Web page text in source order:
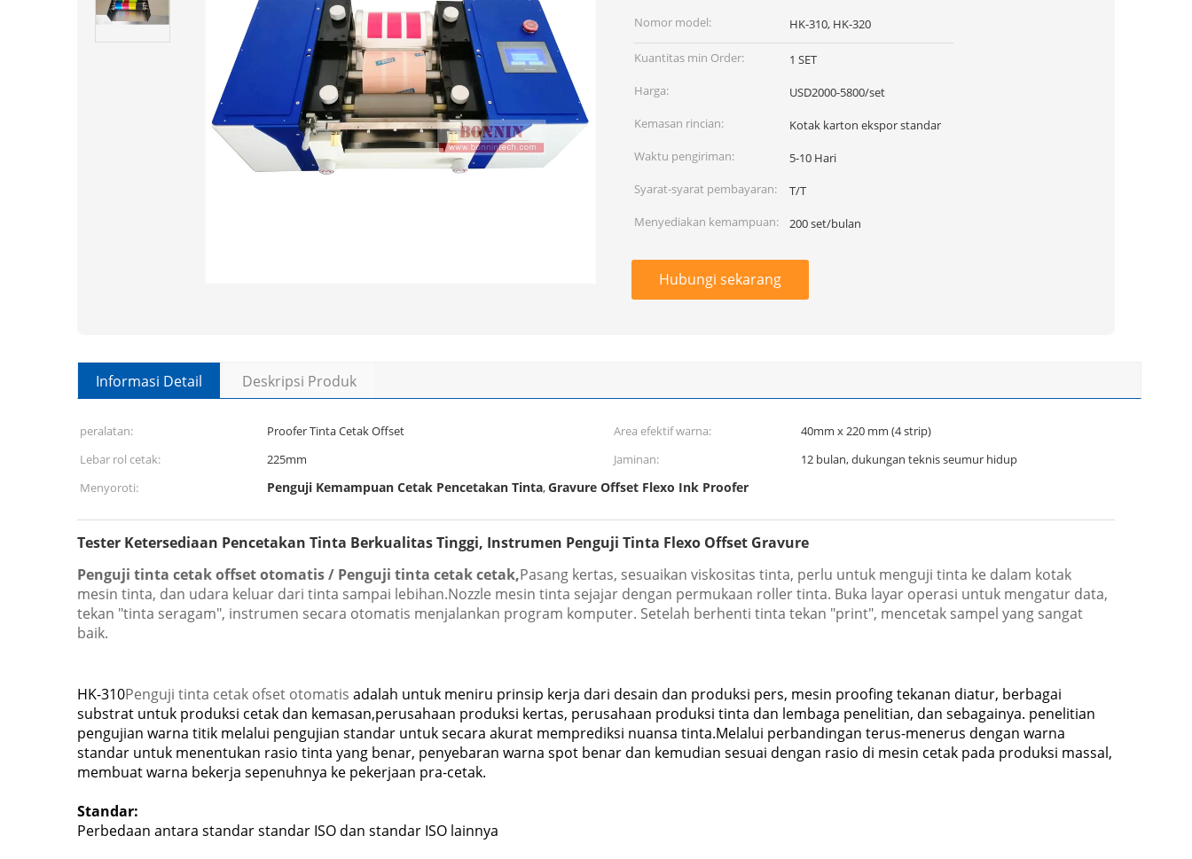
Nomor model:
HK-310, HK-320
Kuantitas min Order:
1 SET
Harga:
USD2000-5800/set
Kemasan rincian:
Kotak karton ekspor standar
Waktu pengiriman:
5-10 Hari
Syarat-syarat pembayaran:
T/T
Menyediakan kemampuan:
200 set/bulan
Hubungi sekarang
Informasi Detail Deskripsi Produk
peralatan: Proofer Tinta Cetak Offset Area efektif warna:
40mm x 220 mm (4 strip)
Lebar rol cetak:
225mm Jaminan:
12 bulan, dukungan teknis seumur hidup
Menyoroti:
Penguji Kemampuan Cetak Pencetakan Tinta,Gravure Offset Flexo Ink Proofer
Tester Ketersediaan Pencetakan Tinta Berkualitas Tinggi, Instrumen Penguji Tinta Flexo Offset Gravure
Penguji tinta cetak offset otomatis / Penguji tinta cetak cetak,Pasang kertas, sesuaikan viskositas tinta, perlu untuk menguji tinta ke dalam kotak
mesin tinta, dan udara keluar dari tinta sampai lebihan.Nozzle mesin tinta sejajar dengan permukaan roller tinta. Buka layar operasi untuk mengatur data,
tekan "tinta seragam", instrumen secara otomatis menjalankan program komputer. Setelah berhenti tinta tekan "print", mencetak sampel yang sangat
baik.
HK-310Penguji tinta cetak ofset otomatis adalah untuk meniru prinsip kerja dari desain dan produksi pers, mesin proofing tekanan diatur, berbagai
substrat untuk produksi cetak dan kemasan,perusahaan produksi kertas, perusahaan produksi tinta dan lembaga penelitian, dan sebagainya. penelitian
pengujian warna titik melalui pengujian standar untuk secara akurat memprediksi nuansa tinta.Melalui perbandingan terus-menerus dengan warna
standar untuk menentukan rasio tinta yang benar, penyebaran warna spot benar dan kemudian sesuai dengan rasio di mesin cetak pada produksi massal,
membuat warna bekerja sepenuhnya ke pekerjaan pra-cetak.
Standar:
Perbedaan antara standar standar ISO dan standar ISO lainnya